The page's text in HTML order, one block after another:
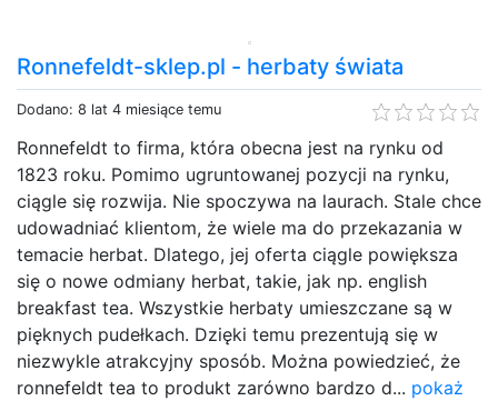
Ronnefeldt-sklep.pl - herbaty świata
Dodano: 8 lat 4 miesiące temu
Ronnefeldt to firma, która obecna jest na rynku od
1823 roku. Pomimo ugruntowanej pozycji na rynku,
ciągle się rozwija. Nie spoczywa na laurach. Stale chce
udowadniać klientom, że wiele ma do przekazania w
temacie herbat. Dlatego, jej oferta ciągle powiększa
się o nowe odmiany herbat, takie, jak np. english
breakfast tea. Wszystkie herbaty umieszczane są w
pięknych pudełkach. Dzięki temu prezentują się w
niezwykle atrakcyjny sposób. Można powiedzieć, że
ronnefeldt tea to produkt zarówno bardzo d... pokaż